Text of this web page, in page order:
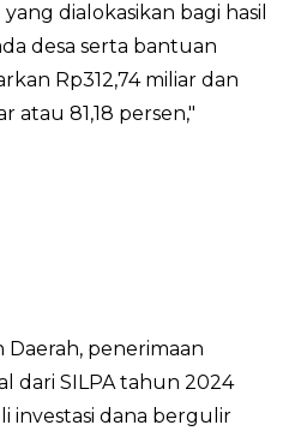
dialokasikan bagi hasil
desa serta bantuan
Rp312,74 miliar dan
atau 81,18 persen,"
Daerah, penerimaan
dari SILPA tahun 2024
investasi dana bergulir